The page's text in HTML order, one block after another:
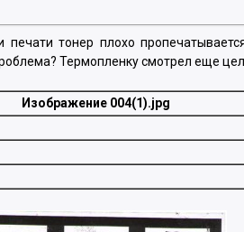
тонер плохо
Термопленку смотрел еще
Изображение 004(1).jpg